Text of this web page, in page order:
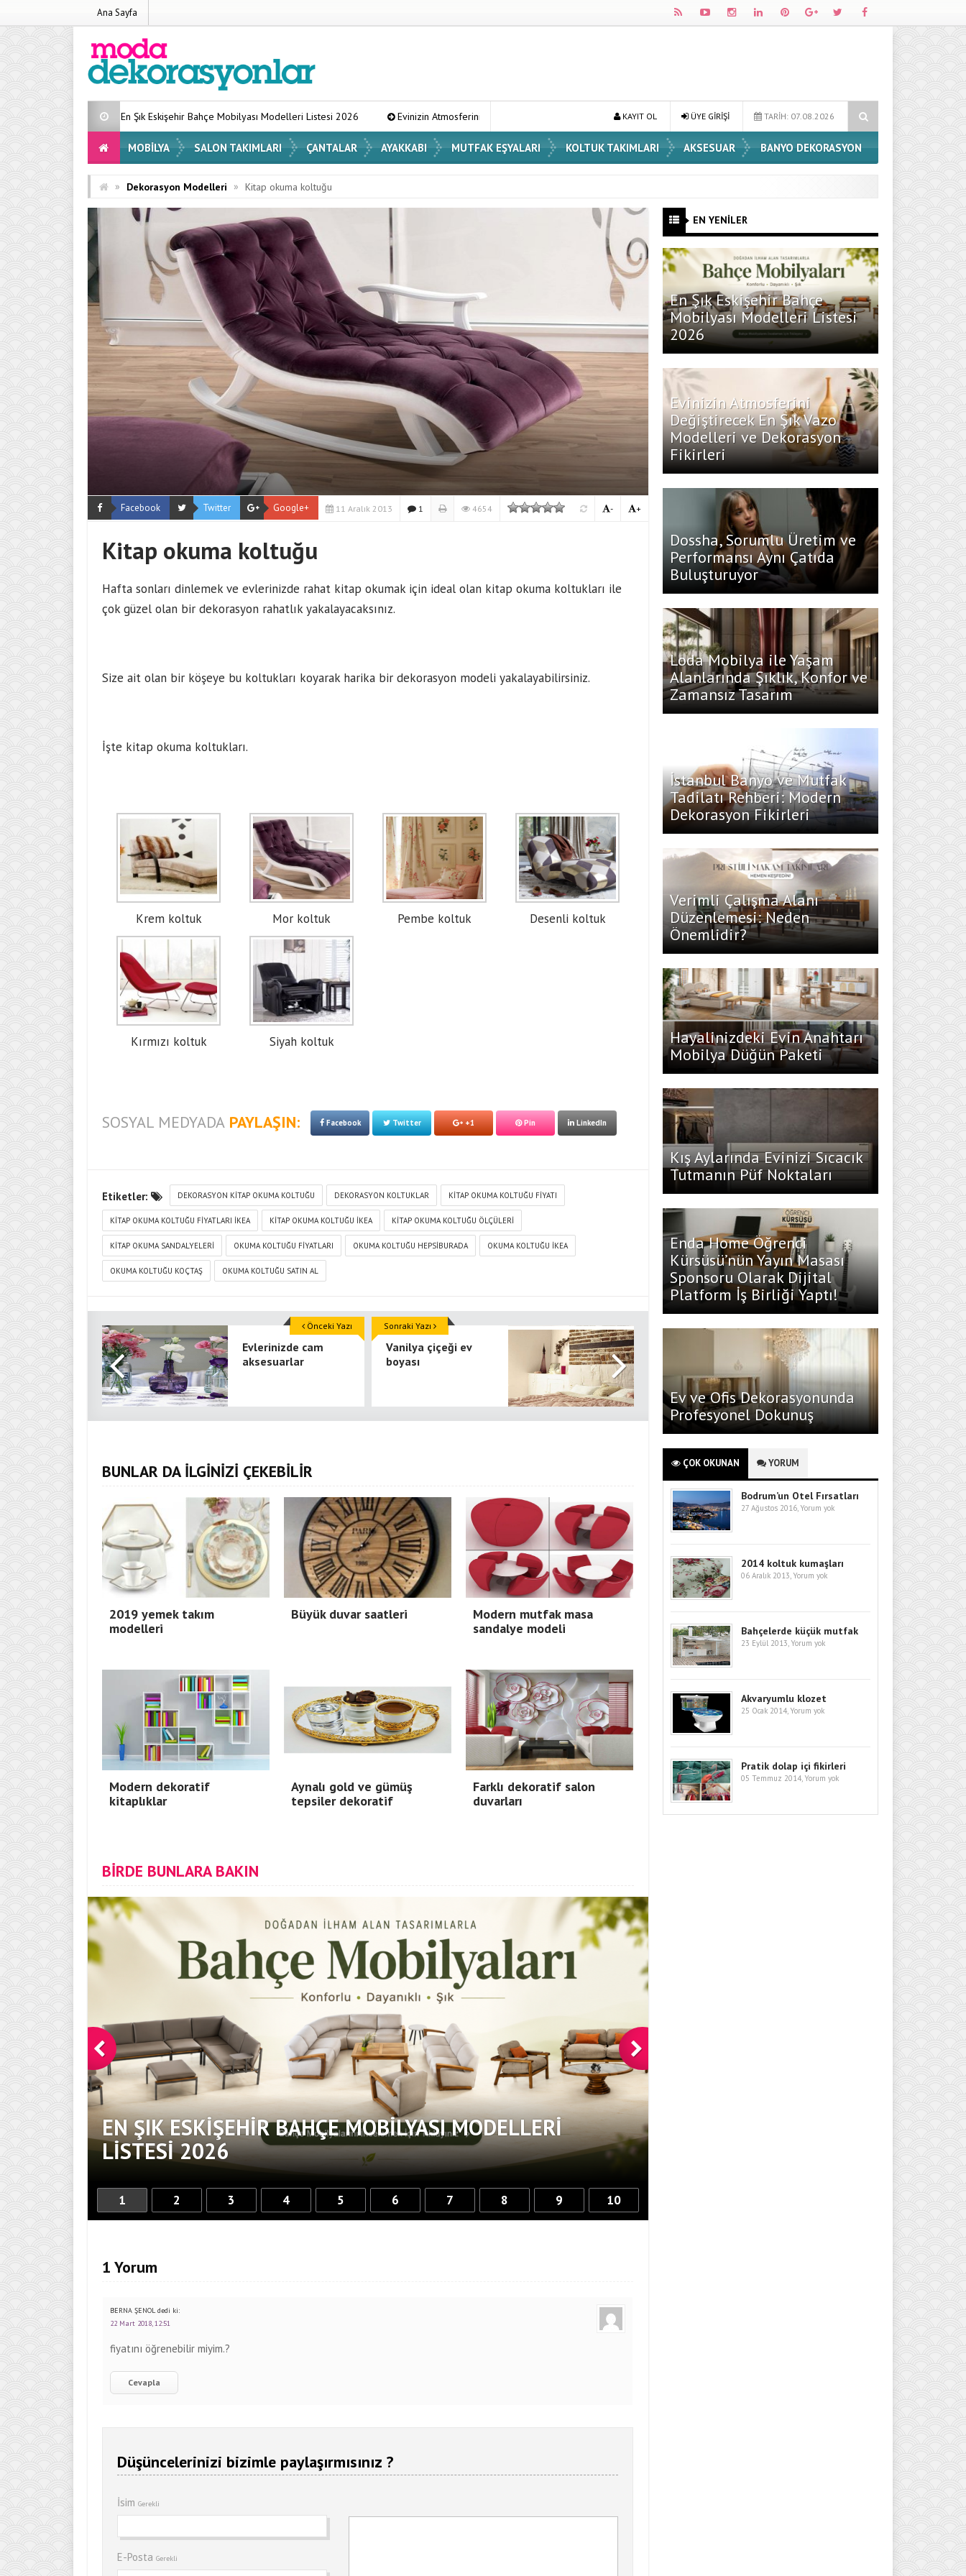
Ana Sayfa
En Şık Eskişehir Bahçe Mobilyası Modelleri Listesi 2026 Evinizin Atmosferini Değiştirecek En Şık Vazo Modelleri ve Dekorasyon Fikirleri Dossha, Sorumlu Üretim ve Performansı Aynı Çatıda Buluşturuyor
TARİH: 07.08.2026
ÜYE GİRİŞİ
KAYIT OL
MOBILYA SALON TAKIMLARI ÇANTALAR AYAKKABI MUTFAK EŞYALARI KOLTUK TAKIMLARI AKSESUAR BANYO DEKORASYON
» Dekorasyon Modelleri » Kitap okuma koltuğu
Facebook Twitter Google+ 11 Aralık 2013 1 4654 +
-
Kitap okuma koltuğu
Hafta sonları dinlemek ve evlerinizde rahat kitap okumak için ideal olan kitap okuma koltukları ile
çok güzel olan bir dekorasyon rahatlık yakalayacaksınız.
Size ait olan bir köşeye bu koltukları koyarak harika bir dekorasyon modeli yakalayabilirsiniz.
İşte kitap okuma koltukları.
Krem koltuk Mor koltuk Pembe koltuk Desenli koltuk
Kırmızı koltuk Siyah koltuk
SOSYAL MEDYADA PAYLAŞIN: Facebook Twitter +1 Pin LinkedIn
Etiketler: DEKORASYON KITAP OKUMA KOLTUĞU DEKORASYON KOLTUKLAR KITAP OKUMA KOLTUĞU FIYATI
KITAP OKUMA KOLTUĞU FIYATLARI IKEA KITAP OKUMA KOLTUĞU IKEA KITAP OKUMA KOLTUĞU ÖLÇÜLERI
KITAP OKUMA SANDALYELERI OKUMA KOLTUĞU FIYATLARI OKUMA KOLTUĞU HEPSIBURADA OKUMA KOLTUĞU IKEA
OKUMA KOLTUĞU KOÇTAŞ OKUMA KOLTUĞU SATIN AL
Evlerinizde cam
aksesuarlar
Önceki Yazı
Vanilya çiçeği ev
boyası
Sonraki Yazı
BUNLAR DA İLGİNİZİ ÇEKEBİLİR
2019 yemek takım
modelleri
Büyük duvar saatleri
Modern mutfak masa
sandalye modeli
Modern dekoratif
kitaplıklar
Aynalı gold ve gümüş
tepsiler dekoratif
Farklı dekoratif salon
duvarları
BİRDE BUNLARA BAKIN
EN ŞIK ESKIŞEHIR BAHÇE MOBILYASI MODELLERI
LISTESI 2026
EVINIZIN ATMOSFERINI
MODELLERI VE DEKORASYON
1 2 3 4 5 6 7 8 9 10
1 Yorum
BERNA ŞENOL dedi ki:
22 Mart 2018, 12:51
fiyatını öğrenebilir miyim.?
Cevapla
Düşüncelerinizi bizimle paylaşırmısınız ?
İsim Gerekli
E-Posta Gerekli
EN YENİLER
En Şık Eskişehir Bahçe
Mobilyası Modelleri Listesi
2026
Evinizin Atmosferini
Değiştirecek En Şık Vazo
Modelleri ve Dekorasyon
Fikirleri
Dossha, Sorumlu Üretim ve
Performansı Aynı Çatıda
Buluşturuyor
Loda Mobilya ile Yaşam
Alanlarında Şıklık, Konfor ve
Zamansız Tasarım
İstanbul Banyo ve Mutfak
Tadilatı Rehberi: Modern
Dekorasyon Fikirleri
Verimli Çalışma Alanı
Düzenlemesi: Neden
Önemlidir?
Hayalinizdeki Evin Anahtarı
Mobilya Düğün Paketi
Kış Aylarında Evinizi Sıcacık
Tutmanın Püf Noktaları
Enda Home Öğrenci
Kürsüsü’nün Yayın Masası
Sponsoru Olarak Dijital
Platform İş Birliği Yaptı!
Ev ve Ofis Dekorasyonunda
Profesyonel Dokunuş
ÇOK OKUNAN YORUM
Bodrum’un Otel Fırsatları
27 Ağustos 2016, Yorum yok
2014 koltuk kumaşları
06 Aralık 2013, Yorum yok
Bahçelerde küçük mutfak
23 Eylül 2013, Yorum yok
Akvaryumlu klozet
25 Ocak 2014, Yorum yok
Pratik dolap içi fikirleri
05 Temmuz 2014, Yorum yok